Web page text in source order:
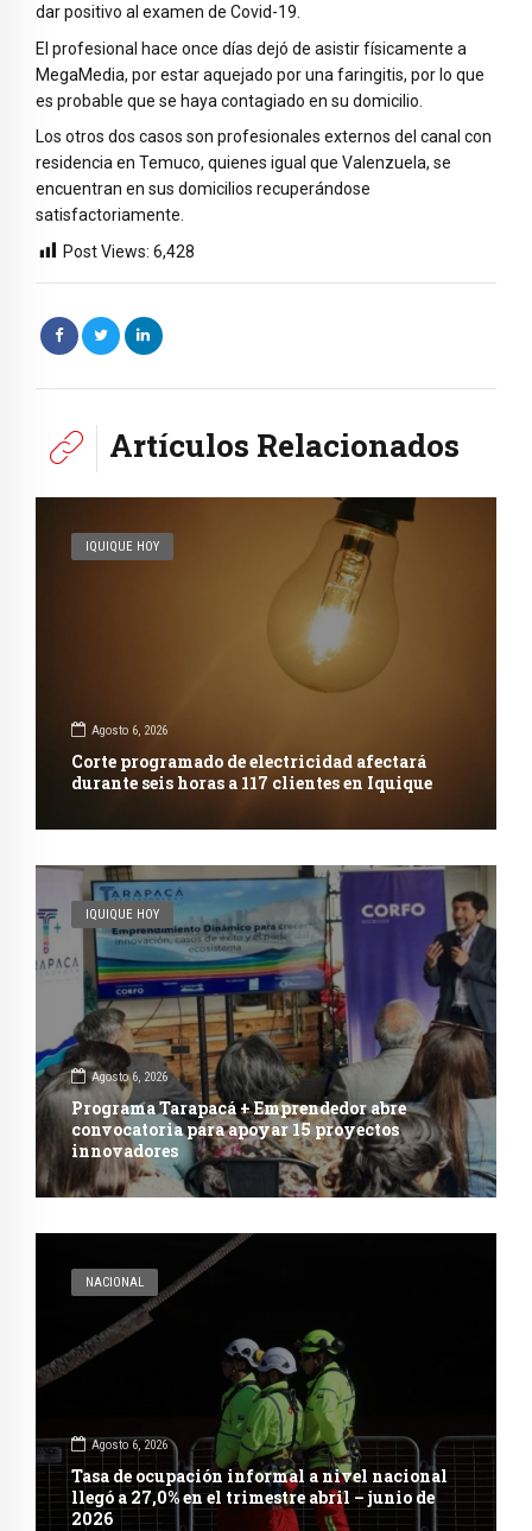
dar positivo al examen de Covid-19.
El profesional hace once días dejó de asistir físicamente a
MegaMedia, por estar aquejado por una faringitis, por lo que
es probable que se haya contagiado en su domicilio.
Los otros dos casos son profesionales externos del canal con
residencia en Temuco, quienes igual que Valenzuela, se
encuentran en sus domicilios recuperándose
satisfactoriamente.
Post Views: 6,428
Artículos Relacionados
IQUIQUE HOY
Agosto 6, 2026
Corte programado de electricidad afectará
durante seis horas a 117 clientes en Iquique
IQUIQUE HOY
Agosto 6, 2026
Programa Tarapacá + Emprendedor abre
convocatoria para apoyar 15 proyectos
innovadores
NACIONAL
Agosto 6, 2026
Tasa de ocupación informal a nivel nacional
llegó a 27,0% en el trimestre abril – junio de
2026